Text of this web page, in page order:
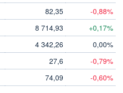
82,35 -0,88%
8 714,93 +0,17%
4 342,26 0,00%
27,6 -0,79%
74,09 -0,60%